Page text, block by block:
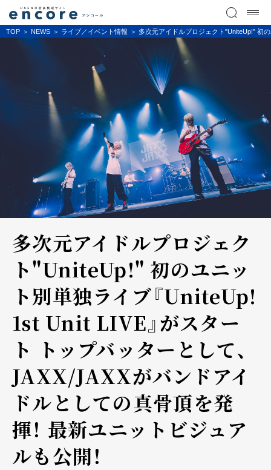
TOP NEWS ライブ／イベント情報 多次元アイドルプロジェクト"UniteUp!" 初
多次元アイドルプロジェク
ト"UniteUp!" 初のユニッ
ト別単独ライブ『UniteUp!
1st Unit LIVE』がスター
ト トップバッターとして、
JAXX/JAXXがバンドアイ
ドルとしての真骨頂を発
揮！ 最新ユニットビジュア
ルも公開！